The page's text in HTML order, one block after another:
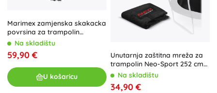
Marimex zamjenska skakacka
povrsina za trampolin
Premium 396 cm (80 opruga)
Na skladištu
59,90 €
U košaricu
Unutarnja zaštitna mreža za
trampolin Neo-Sport 252 cm
(8 ft) za 6 stupova
Na skladištu
34,90 €